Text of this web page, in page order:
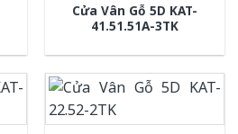
Cửa Vân Gỗ 5D KAT-
41.51.51A-3TK